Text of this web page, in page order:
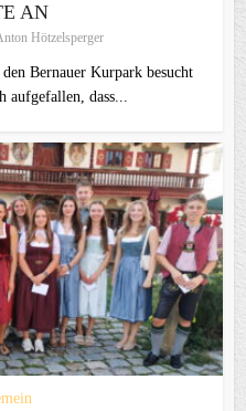
AN
Hötzelsperger
Bernauer Kurpark besucht
aufgefallen, dass...